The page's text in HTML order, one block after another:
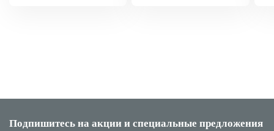
Подпишитесь на акции и специальные предложения